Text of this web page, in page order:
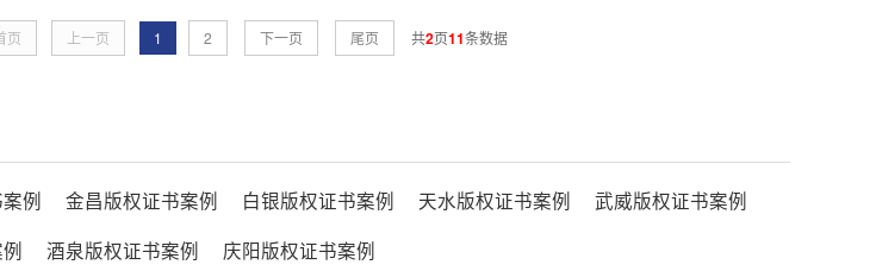
页 上一页 1 2 下一页 尾页 共2页11条数据
例 金昌版权证书案例 白银版权证书案例 天水版权证书案例
武威版权证书案例
酒泉版权证书案例 庆阳版权证书案例